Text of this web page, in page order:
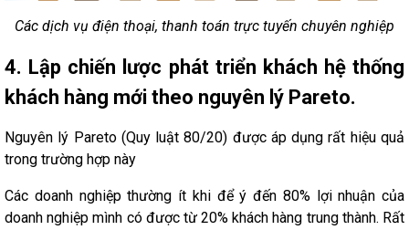
Các dịch vụ điện thoại, thanh toán trực tuyến chuyên nghiệp
4. Lập chiến lược phát triển khách hệ thống
khách hàng mới theo nguyên lý Pareto.
Nguyên lý Pareto (Quy luật 80/20) được áp dụng rất hiệu quả
trong trường hợp này
Các doanh nghiệp thường ít khi để ý đến 80% lợi nhuận của
doanh nghiệp mình có được từ 20% khách hàng trung thành. Rất